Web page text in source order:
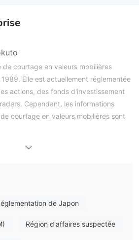
de courtage en valeurs mobilières
Elle est actuellement réglementée
actions, des fonds d'investissement
Cependant, les informations
courtage en valeurs mobilières sont
Kyokuto est-il légitime ?
Kyokuto ?
obligations.de Japon
Région d'affaires suspectée